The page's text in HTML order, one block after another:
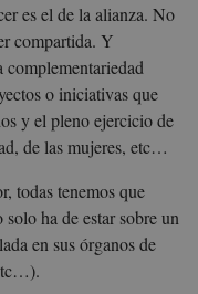
es el de la alianza. No
compartida. Y
o iniciativas que
y el pleno ejercicio de
de las mujeres, etc…
todas tenemos que
ha de estar sobre un
en sus órganos de